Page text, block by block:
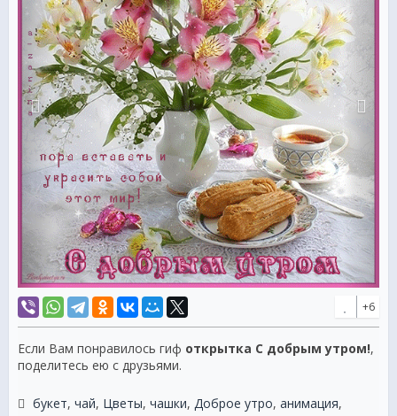
+6
Если Вам понравилось гиф открытка С добрым утром!,
поделитесь ею с друзьями.
букет, чай, Цветы, чашки, Доброе утро, анимация,